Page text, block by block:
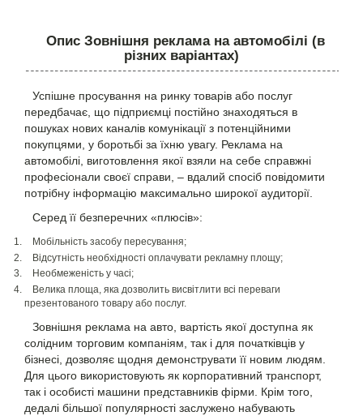
Опис Зовнішня реклама на автомобілі (в
різних варіантах)
Успішне просування на ринку товарів або послуг
передбачає, що підприємці постійно знаходяться в
пошуках нових каналів комунікації з потенційними
покупцями, у боротьбі за їхню увагу. Реклама на
автомобілі, виготовлення якої взяли на себе справжні
професіонали своєї справи, – вдалий спосіб повідомити
потрібну інформацію максимально широкої аудиторії.
Серед її безперечних «плюсів»:
Мобільність засобу пересування;
Відсутність необхідності оплачувати рекламну площу;
Необмеженість у часі;
Велика площа, яка дозволить висвітлити всі переваги
презентованого товару або послуг.
Зовнішня реклама на авто, вартість якої доступна як
солідним торговим компаніям, так і для початківців у
бізнесі, дозволяє щодня демонструвати її новим людям.
Для цього використовують як корпоративний транспорт,
так і особисті машини представників фірми. Крім того,
дедалі більшої популярності заслужено набувають